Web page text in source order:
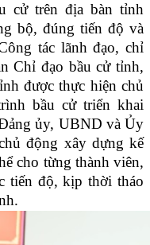
cử trên địa bàn tỉnh
bộ, đúng tiến độ và
tác lãnh đạo, chỉ
Chỉ đạo bầu cử tỉnh,
được thực hiện chủ
bầu cử triển khai
ủy, UBND và Ủy
động xây dựng kế
cho từng thành viên,
tiến độ, kịp thời tháo